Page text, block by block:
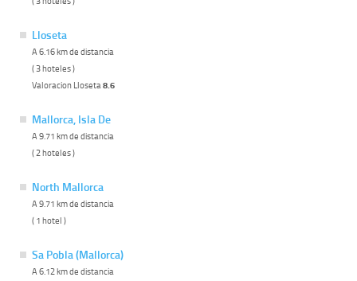
Lloseta
A 6.16 km de distancia
( 3 hoteles )
Valoracion Lloseta8.6
Mallorca, Isla De
A 9.71 km de distancia
( 2 hoteles )
North Mallorca
A 9.71 km de distancia
( 1 hotel )
Sa Pobla (Mallorca)
A 6.12 km de distancia